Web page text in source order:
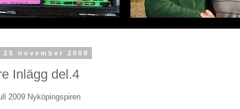
25 november 2009
Inlägg del.4
2009 Nyköpingspiren